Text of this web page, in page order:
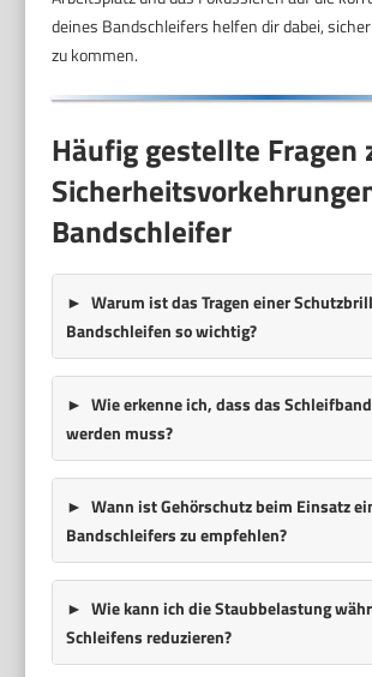
deines Bandschleifers helfen dir dabei,
zu kommen.
Häufig gestellte Fragen
Bandschleifer
Warum ist das Tragen einer
Bandschleifen so wichtig?
Wie erkenne ich, dass das
werden muss?
Wann ist Gehörschutz beim Einsatz
Bandschleifers zu empfehlen?
Wie kann ich die Staubbelastung
Schleifens reduzieren?